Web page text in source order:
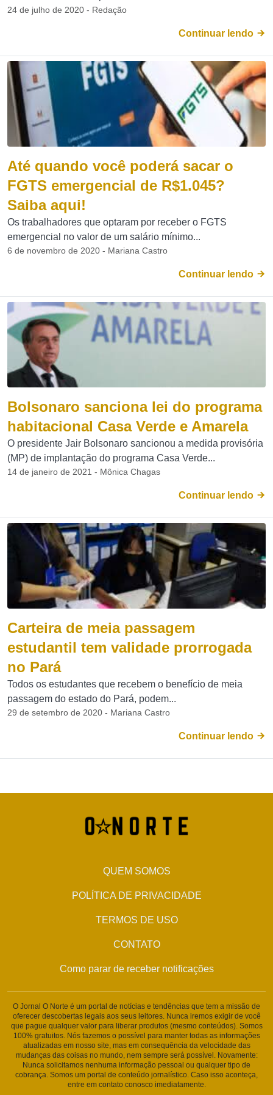
24 de julho de 2020 - Redação
Continuar lendo
Até quando você poderá sacar o
FGTS emergencial de R$1.045?
Saiba aqui!
Os trabalhadores que optaram por receber o FGTS
emergencial no valor de um salário mínimo...
6 de novembro de 2020 - Mariana Castro
Continuar lendo
Bolsonaro sanciona lei do programa
habitacional Casa Verde e Amarela
O presidente Jair Bolsonaro sancionou a medida provisória
(MP) de implantação do programa Casa Verde...
14 de janeiro de 2021 - Mônica Chagas
Continuar lendo
Carteira de meia passagem
estudantil tem validade prorrogada
no Pará
Todos os estudantes que recebem o benefício de meia
passagem do estado do Pará, podem...
29 de setembro de 2020 - Mariana Castro
Continuar lendo
QUEM SOMOS
POLÍTICA DE PRIVACIDADE
TERMOS DE USO
CONTATO
Como parar de receber notificações
O Jornal O Norte é um portal de notícias e tendências que tem a missão de
oferecer descobertas legais aos seus leitores. Nunca iremos exigir de você
que pague qualquer valor para liberar produtos (mesmo conteúdos). Somos
100% gratuitos. Nós fazemos o possível para manter todas as informações
atualizadas em nosso site, mas em consequência da velocidade das
mudanças das coisas no mundo, nem sempre será possível. Novamente:
Nunca solicitamos nenhuma informação pessoal ou qualquer tipo de
cobrança. Somos um portal de conteúdo jornalístico. Caso isso aconteça,
entre em contato conosco imediatamente.